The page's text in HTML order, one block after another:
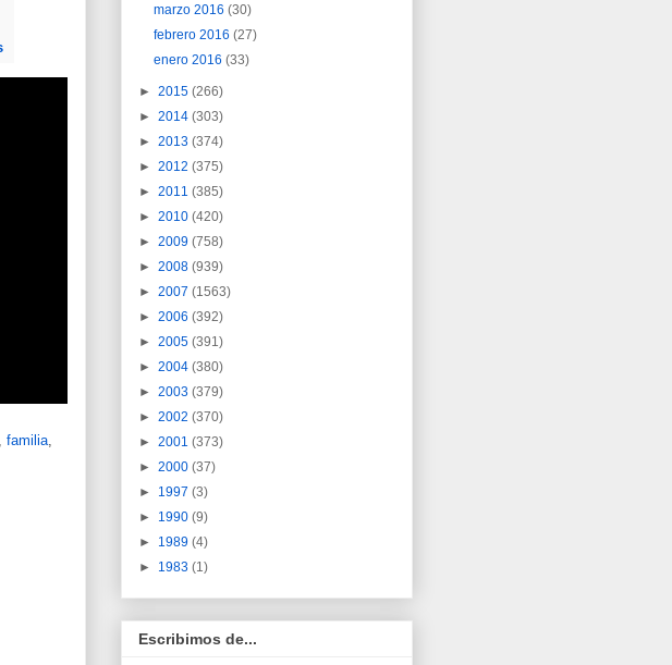
, familia,
marzo 2016(30)
febrero 2016(27)
enero 2016(33)
► 2015 (266)
► 2014 (303)
► 2013 (374)
► 2012 (375)
► 2011 (385)
► 2010 (420)
► 2009 (758)
► 2008 (939)
► 2007 (1563)
► 2006 (392)
► 2005 (391)
► 2004 (380)
► 2003 (379)
► 2002 (370)
► 2001 (373)
► 2000 (37)
► 1997 (3)
► 1990 (9)
► 1989 (4)
► 1983 (1)
Escribimos de...